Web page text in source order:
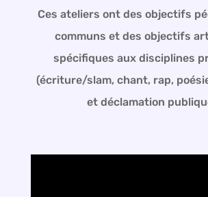
Ces ateliers ont des objectifs
communs et des objectifs
spécifiques aux disciplines
(écriture/slam, chant, rap,
et déclamation